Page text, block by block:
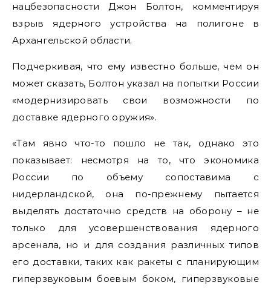
нацбезопасности Джон Болтон, комментируя
взрыв ядерного устройства на полигоне в
Архангельской области.
Подчеркивая, что ему известно больше, чем он
может сказать, Болтон указал на попытки России
«модернизировать свои возможности по
доставке ядерного оружия».
«Там явно что-то пошло не так, однако это
показывает: несмотря на то, что экономика
России по объему сопоставима с
нидерландской, она по-прежнему пытается
выделять достаточно средств на оборону – не
только для усовершенствования ядерного
арсенала, но и для создания различных типов
его доставки, таких как ракеты с планирующим
гиперзвуковым боевым боком, гиперзвуковые